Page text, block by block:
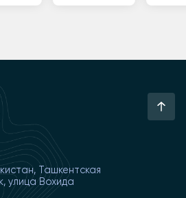
Ташкентская
улица Вохида